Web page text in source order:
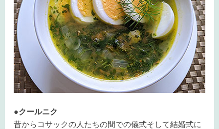
●クールニク
昔からコサックの人たちの間での儀式そして結婚式に